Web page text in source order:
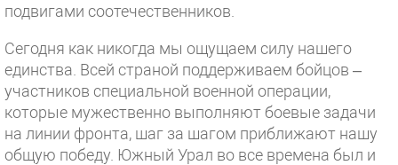
подвигами соотечественников.
Сегодня как никогда мы ощущаем силу нашего
единства. Всей страной поддерживаем бойцов –
участников специальной военной операции,
которые мужественно выполняют боевые задачи
на линии фронта, шаг за шагом приближают нашу
общую победу. Южный Урал во все времена был и